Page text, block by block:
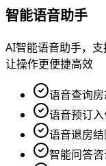
智能语音助手
AI智能语音助手，支
让操作更便捷高效
语音查询
语音预订
语音退房
智能问答咨